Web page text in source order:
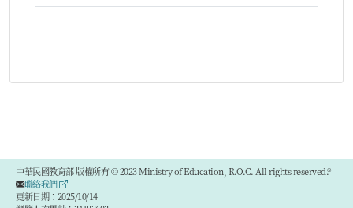
中華民國教育部 版權所有 © 2023 Ministry of Education, R.O.C. All rights reserved.®
聯絡我們
更新日期：2025/10/14